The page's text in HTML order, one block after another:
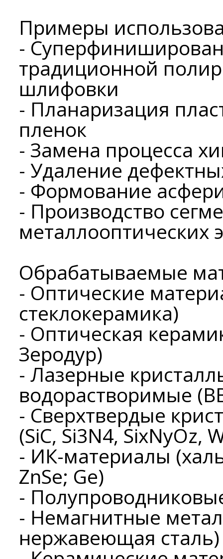
Примеры
-
традиционной
шлифовки
- Планаризация
пленок
- Замена процесса
- Удаление
- Формование
- Производство
металлооптических
Обрабатываемые
- Оптические
стеклокерамика)
- Оптическая
Зеродур)
- Лазерные
водорастворимые
- Сверхтвердые
(SiC, Si3N4, SixNyOz,
- ИК-материалы
ZnSe; Ge)
-
- Немагнитные
нержавеющая сталь)